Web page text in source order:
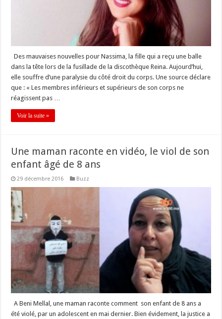
Des mauvaises nouvelles pour Nassima, la fille qui a reçu une balle
dans la tête lors de la fusillade de la discothèque Reina. Aujourd’hui,
elle souffre d’une paralysie du côté droit du corps. Une source déclare
que : « Les membres inférieurs et supérieurs de son corps ne
réagissent pas …
Voir la suite »
Une maman raconte en vidéo, le viol de son
enfant âgé de 8 ans
29 décembre 2016 Buzz
A Beni Mellal, une maman raconte comment son enfant de 8 ans a
été violé, par un adolescent en mai dernier. Bien évidement, la justice a